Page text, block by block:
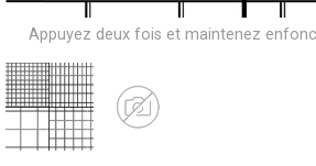
Appuyez deux fois et maintenez